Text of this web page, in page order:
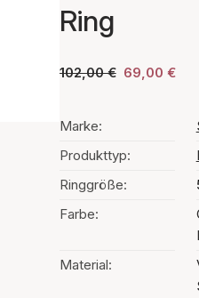
Ring
102,00 € 69,00 €
Marke:
Produkttyp:
Ringgröße:
Farbe:
Material: